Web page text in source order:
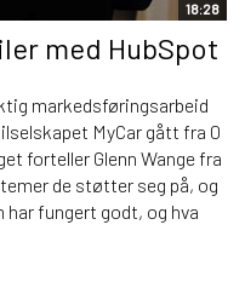
18:28
med HubSpot
markedsføringsarbeid
MyCar gått fra 0
forteller Glenn Wange fra
de støtter seg på, og
fungert godt, og hva